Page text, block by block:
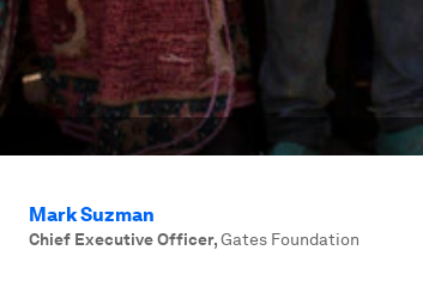
Mark Suzman
Chief Executive Officer,Gates Foundation